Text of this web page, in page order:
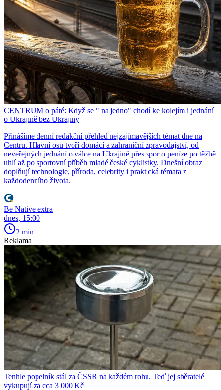
CENTRUM o páté: Když se " na jedno" chodí ke kolejím i jednání
o Ukrajině bez Ukrajiny
Přinášíme denní redakční přehled nejzajímavějších témat dne na
Centru. Hlavní osu tvoří domácí a zahraniční zpravodajství, od
neveřejných jednání o válce na Ukrajině přes spor o peníze po těžbě
uhlí až po sportovní příběh mladé české cyklistky. Dnešní obraz
doplňují technologie, příroda, celebrity i praktická témata z
každodenního života.
Be Native extra
dnes, 15:00
2 min
Reklama
Tenhle popelník stál za ČSSR na každém rohu. Teď jej sběratelé
vykupují za cca 3 000 Kč